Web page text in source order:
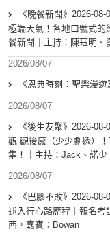
《晚餐新聞》2026-
極端天氣！各地口號式的
餐新聞｜主持：陳珏明、
2026/08/07
《恩典時刻：聖樂漫
2026/08/07
《後生友聚》2026-
觀 觀後感（少少劇透）
集！｜主持：Jack、諾少
2026/08/07
《巴膠不敗》2026-
述入行心路歷程｜報名考
西，嘉賓︰Bowan